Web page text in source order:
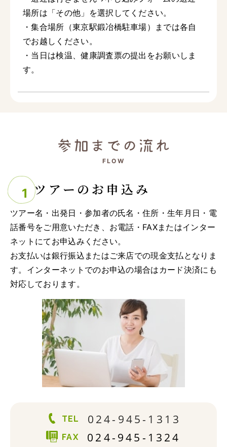
場所は「その他」を選択してください。
・集合場所（東京駅鍛冶橋駐車場）までは各自
でお越しください。
・当日は検温、健康調査票の提出をお願いしま
す。
FLOW
ツアーのお申込み
ツアー名・出発日・参加者の氏名・住所・生年月日・電
話番号をご用意いただき、お電話・FAXまたはインター
ネットにてお申込みください。
お支払いは銀行振込またはご来店での現金支払となりま
す。インターネットでのお申込の場合はカード決済にも
対応しております。
TEL 024-945-1313
FAX 024-945-1324